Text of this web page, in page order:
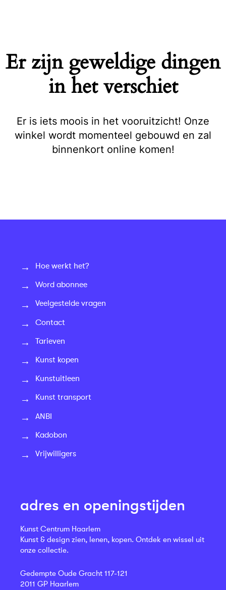
Er zijn geweldige dingen
in het verschiet
Er is iets moois in het vooruitzicht! Onze
winkel wordt momenteel gebouwd en zal
binnenkort online komen!
Hoe werkt het?
Word abonnee
Veelgestelde vragen
Contact
Tarieven
Kunst kopen
Kunstuitleen
Kunst transport
ANBI
Kadobon
Vrijwilligers
adres en openingstijden
Kunst Centrum Haarlem
Kunst & design zien, lenen, kopen. Ontdek en wissel uit
onze collectie.
Gedempte Oude Gracht 117-121
2011 GP Haarlem